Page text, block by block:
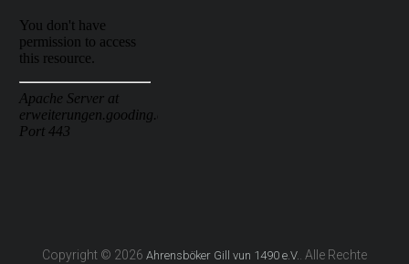
Copyright © 2026 Ahrensböker Gill vun 1490 e.V. . Alle Rechte